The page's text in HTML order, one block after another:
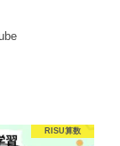
RISU算数